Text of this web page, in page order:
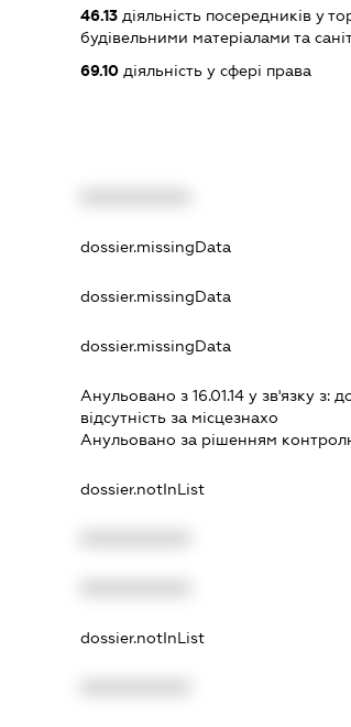
46.13 діяльність посередників у
будівельними матеріалами та
69.10 діяльність у сфері права
dossier.missingData
dossier.missingData
dossier.missingData
Анульовано з 16.01.14 у зв'язку з:
вiдсутнiсть за мiсцезнахо
Анульовано за рiшенням
dossier.notInList
dossier.notInList